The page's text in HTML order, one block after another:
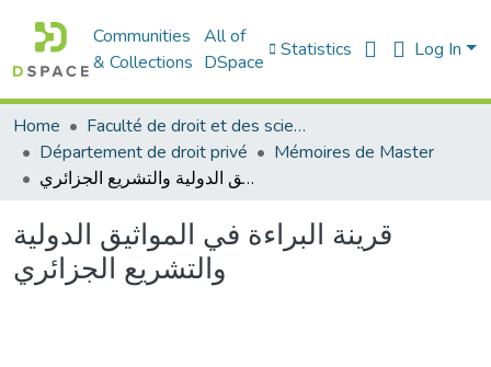
Communities
& Collections
All of
DSpace
Statistics Log In
Home
Faculté de droit et des sciences politiques
Département de droit privé
Mémoires de Master
قرينة البراءة في المواثيق الدولية والتشريع الجزائري
قرينة البراءة في المواثيق الدولية
والتشريع الجزائري